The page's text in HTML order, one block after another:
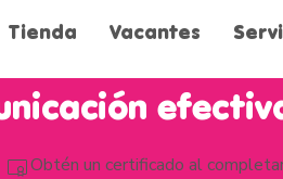
Tienda Vacantes
Obtén un certificado al